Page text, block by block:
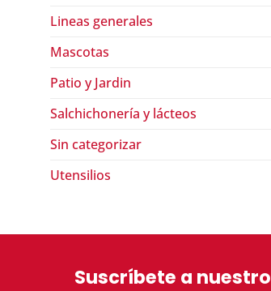
Lineas generales
Mascotas
Patio y Jardin
Salchichonería y lácteos
Sin categorizar
Utensilios
Suscríbete a nuestro